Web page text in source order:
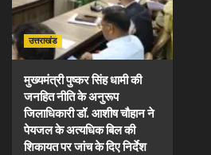
उत्तराखंड
मुख्यमंत्री पुष्कर सिंह धामी की
जनहित नीति के अनुरूप
जिलाधिकारी डॉ. आशीष चौहान ने
पेयजल के अत्यधिक बिल की
शिकायत पर जांच के दिए निर्देश